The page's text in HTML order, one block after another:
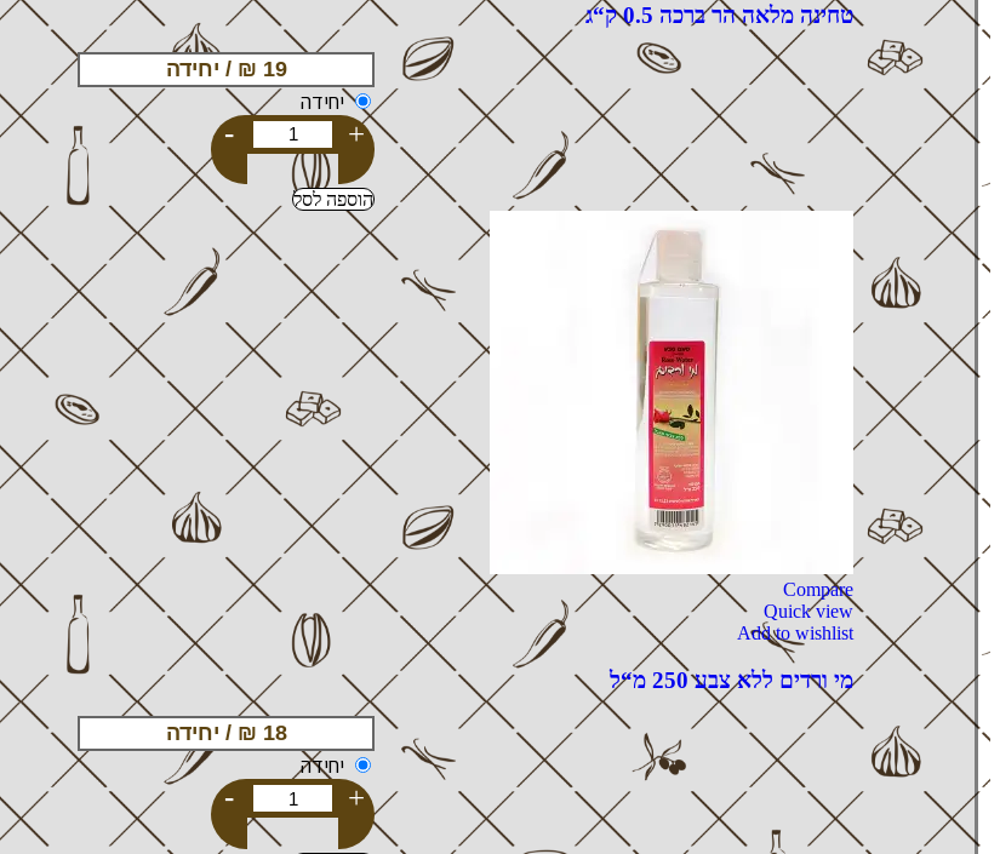
טחינה מלאה הר ברכה 0.5 ק“ג
יחידה
+
-
הוספה לסל
Compare
Quick view
Add to wishlist
מי ורדים ללא צבע 250 מ“ל
יחידה
+
-